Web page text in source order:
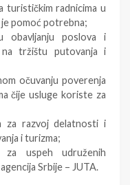
radnicima u
je pomoć potrebna;
obavljanju poslova i
tržištu putovanja i
očuvanju poverenja
čije usluge koriste za
za razvoj delatnosti i
i turizma;
uspeh udruženih
Srbije – JUTA.